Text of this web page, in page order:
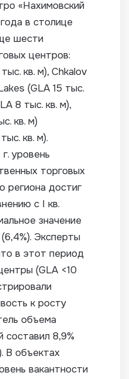
«Нахимовский
в столице
шести
центров:
кв. м), Chkalov
(GLA 15 тыс.
8 тыс. кв. м),
кв. м)
кв. м).
уровень
торговых
региона достиг
с I кв.
значение
Эксперты
в этот период
(GLA <10
к росту
объема
8,9%
В объектах
вакантности